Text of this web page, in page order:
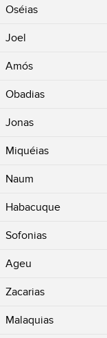
Oséias
Joel
Amós
Obadias
Jonas
Miquéias
Naum
Habacuque
Sofonias
Ageu
Zacarias
Malaquias